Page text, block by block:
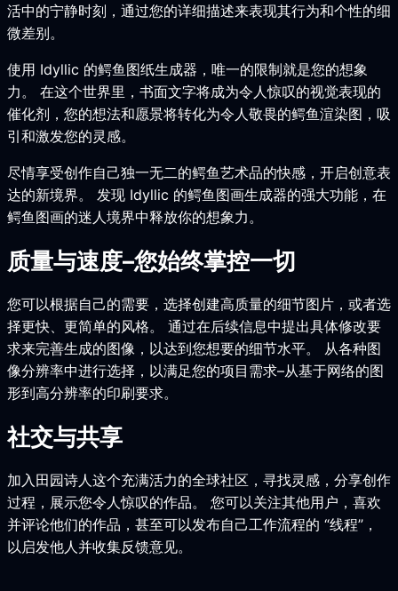
活中的宁静时刻，通过您的详细描述来表现其行为和个性的细
微差别。
使用 Idyllic 的鳄鱼图纸生成器，唯一的限制就是您的想象
力。 在这个世界里，书面文字将成为令人惊叹的视觉表现的
催化剂，您的想法和愿景将转化为令人敬畏的鳄鱼渲染图，吸
引和激发您的灵感。
尽情享受创作自己独一无二的鳄鱼艺术品的快感，开启创意表
达的新境界。 发现 Idyllic 的鳄鱼图画生成器的强大功能，在
鳄鱼图画的迷人境界中释放你的想象力。
质量与速度–您始终掌控一切
您可以根据自己的需要，选择创建高质量的细节图片，或者选
择更快、更简单的风格。 通过在后续信息中提出具体修改要
求来完善生成的图像，以达到您想要的细节水平。 从各种图
像分辨率中进行选择，以满足您的项目需求–从基于网络的图
形到高分辨率的印刷要求。
社交与共享
加入田园诗人这个充满活力的全球社区，寻找灵感，分享创作
过程，展示您令人惊叹的作品。 您可以关注其他用户，喜欢
并评论他们的作品，甚至可以发布自己工作流程的 “线程”，
以启发他人并收集反馈意见。